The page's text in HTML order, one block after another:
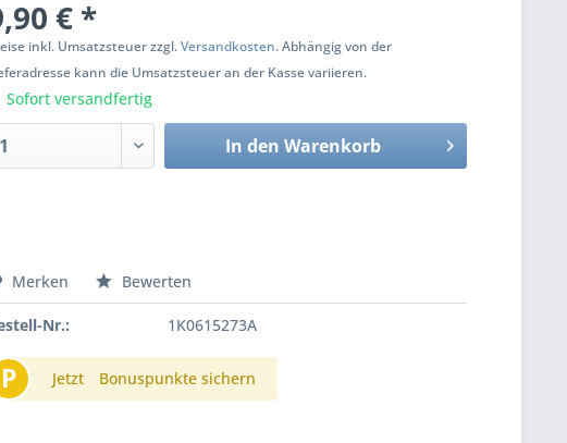
€ *
inkl. Umsatzsteuer zzgl.Versandkosten. Abhängig von der
kann die Umsatzsteuer an der Kasse variieren.
Sofort versandfertig
In den Warenkorb
Merken Bewerten
Nr.: 1K0615273A
P Jetzt Bonuspunkte sichern